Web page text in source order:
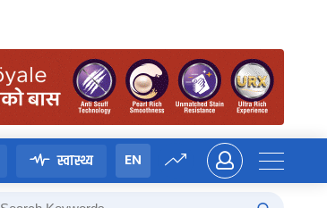
स्वास्थ्य EN